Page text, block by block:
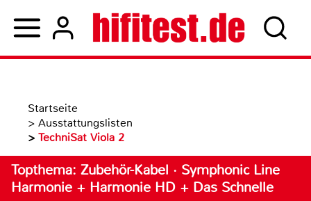
Startseite
> Ausstattungslisten
> TechniSat Viola 2
Topthema: Zubehör-Kabel · Symphonic Line
Harmonie + Harmonie HD + Das Schnelle